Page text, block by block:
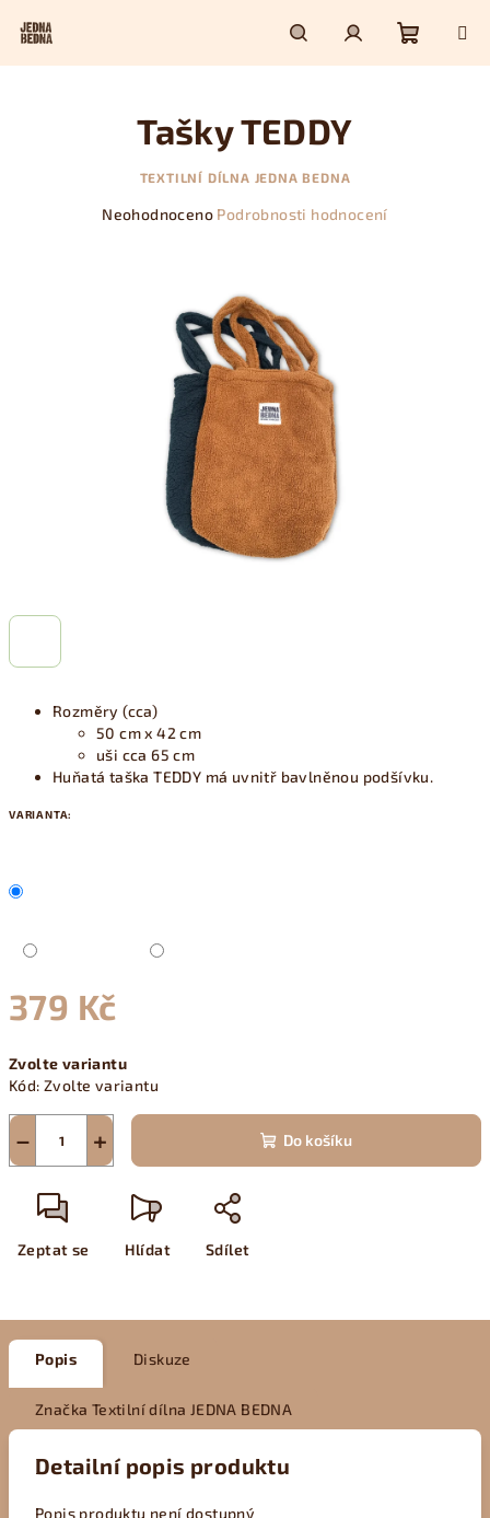
HledatPřihlášení
Rozměry (cca)
50 cm x 42 cm
uši cca 65 cm
Huňatá taška TEDDY má uvnitř bavlněnou podšívku.
VARIANTA:
379 Kč
cena:
Zvolte variantu
Kód: Zvolte variantu
+
− Do košíku
Zeptat se Hlídat Sdílet
Tašky TEDDY
TEXTILNÍ DÍLNA JEDNA BEDNA
Průměrné
Neohodnoceno Podrobnosti hodnocení
Popis Diskuze
Značka Textilní dílna JEDNA BEDNA
Detailní popis produktu
Popis produktu není dostupný